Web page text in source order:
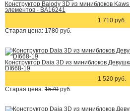
Конструктор Balody 3D из миниблоков
элементов - BA16241
1 710 руб.
Старая цена: 1780 руб.
Конструктор Daia 3D из миниблоков
DI668-19
1 520 руб.
Старая цена: 1570 руб.